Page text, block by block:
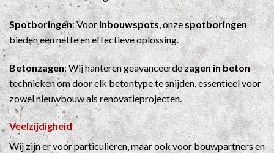
Spotboringen: Voorinbouwspots, onzespotboringen
bieden een nette en effectieve oplossing.
Betonzagen: Wij hanteren geavanceerde zagen in beton
technieken om door elk betontype te snijden, essentieel voor
zowel nieuwbouw als renovatieprojecten.
Veelzijdigheid
Wij zijn er voor particulieren, maar ook voor bouwpartners en